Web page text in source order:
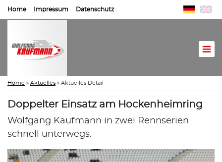
Home Impressum Datenschutz
Home » Aktuelles » Aktuelles Detail
Doppelter Einsatz am Hockenheimring
Wolfgang Kaufmann in zwei Rennserien
schnell unterwegs.